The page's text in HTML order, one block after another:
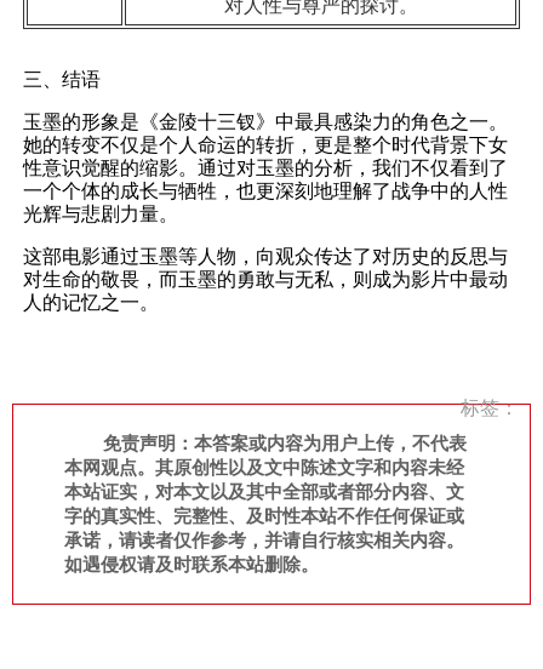
对人性与尊严的探讨。
三、结语
玉墨的形象是《金陵十三钗》中最具感染力的角色之一。
她的转变不仅是个人命运的转折，更是整个时代背景下女
性意识觉醒的缩影。通过对玉墨的分析，我们不仅看到了
一个个体的成长与牺牲，也更深刻地理解了战争中的人性
光辉与悲剧力量。
这部电影通过玉墨等人物，向观众传达了对历史的反思与
对生命的敬畏，而玉墨的勇敢与无私，则成为影片中最动
人的记忆之一。
标签：
免责声明：本答案或内容为用户上传，不代表
本网观点。其原创性以及文中陈述文字和内容未经
本站证实，对本文以及其中全部或者部分内容、文
字的真实性、完整性、及时性本站不作任何保证或
承诺，请读者仅作参考，并请自行核实相关内容。
如遇侵权请及时联系本站删除。